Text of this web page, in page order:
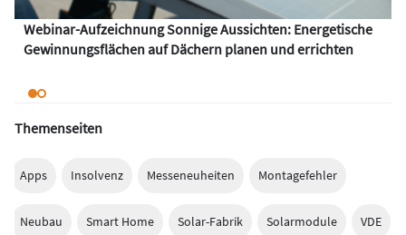
Webinar-Aufzeichnung Sonnige Aussichten: Energetische
Gewinnungsflächen auf Dächern planen und errichten
Themenseiten
Apps Insolvenz Messeneuheiten Montagefehler
Neubau Smart Home Solar-Fabrik Solarmodule VDE